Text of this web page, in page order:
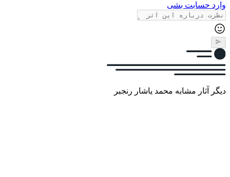
وارد حسابت بشی
دیگر آثار مشابه محمد یاشار رنجبر